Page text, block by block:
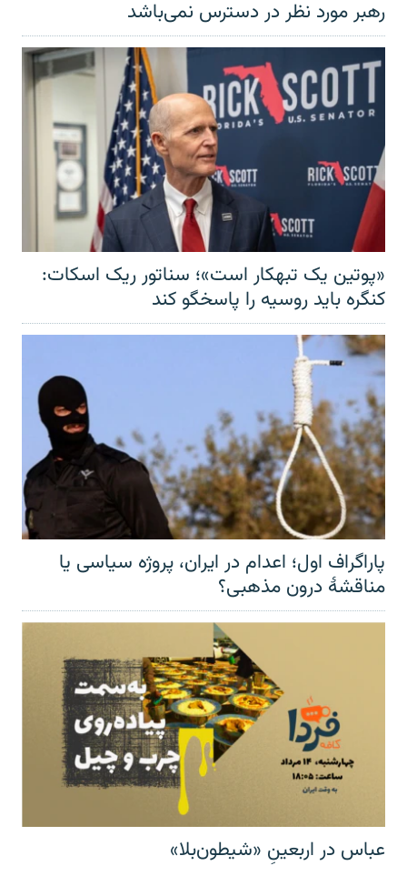
رهبر مورد نظر در دسترس نمی‌باشد
«پوتین یک تبهکار است»؛ سناتور ریک اسکات:
کنگره باید روسیه را پاسخگو کند
پاراگراف اول؛ اعدام در ایران، پروژه سیاسی یا
مناقشهٔ درون مذهبی؟
عباس در اربعینِ «شیطون‌بلا»